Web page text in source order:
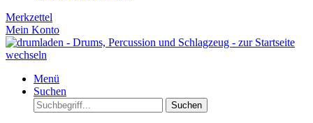
Merkzettel
Mein Konto
Menü
Suchen
Suchen